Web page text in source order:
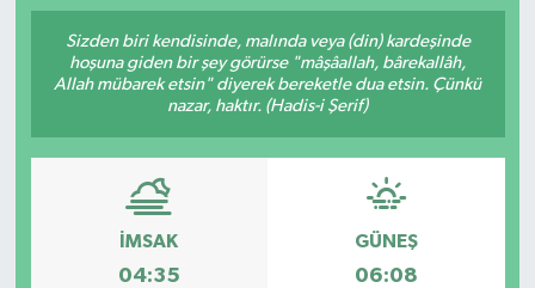
Sizden biri kendisinde, malında veya (din) kardeşinde
hoşuna giden bir şey görürse "mâşâallah, bârekallâh,
Allah mübarek etsin" diyerek bereketle dua etsin. Çünkü
nazar, haktır. (Hadis-i Şerif)
İMSAK
04:35
GÜNEŞ
06:08